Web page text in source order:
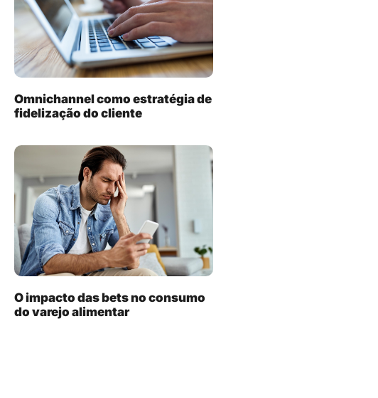
Omnichannel como estratégia de
fidelização do cliente
O impacto das bets no consumo
do varejo alimentar